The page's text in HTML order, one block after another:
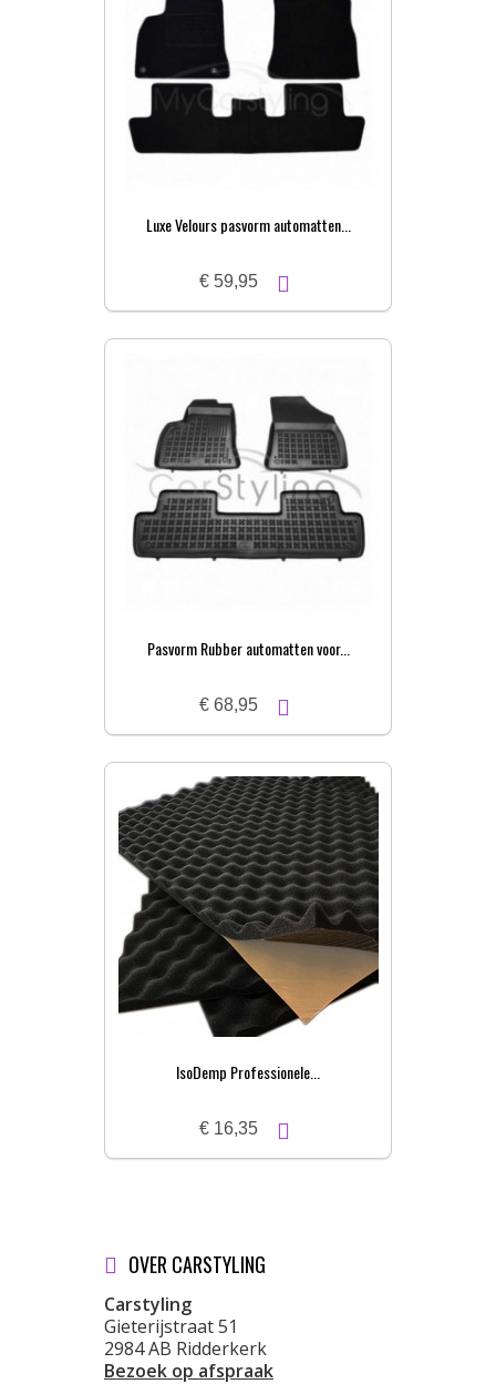
Luxe Velours pasvorm automatten...
€ 59,95
Pasvorm Rubber automatten voor...
€ 68,95
IsoDemp Professionele...
€ 16,35
OVER CARSTYLING
Carstyling
Gieterijstraat 51
2984 AB Ridderkerk
Bezoek op afspraak